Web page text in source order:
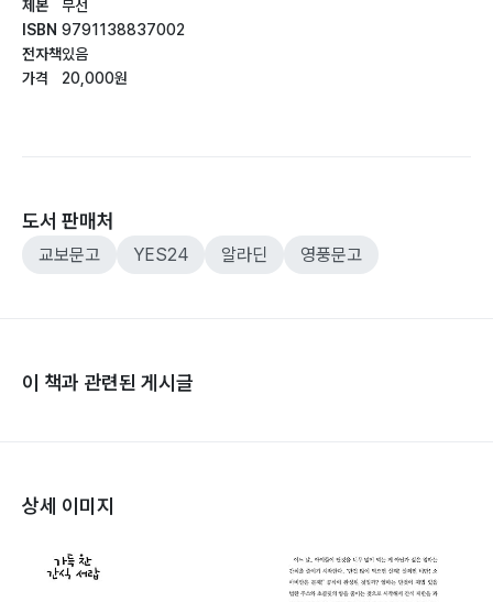
제본
ISBN
전자책
가격
무선
9791138837002
있음
20,000원
도서 판매처
교보문고 YES24 알라딘 영풍문고
이 책과 관련된 게시글
상세 이미지